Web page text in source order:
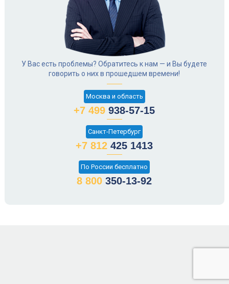
У Вас есть проблемы? Обратитесь к нам — и Вы будете
говорить о них в прошедшем времени!
Москва и область
+7 499 938-57-15
Санкт-Петербург
+7 812 425 1413
По России бесплатно
8 800 350-13-92